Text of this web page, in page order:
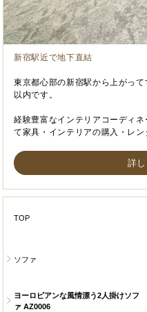
新宿駅近で地下直結
東京都心部の新宿駅から上がっ
以内です。
経験豊富なインテリアコーディ
て家具・インテリアの購入・レン
詳
TOP
ソファ
ヨーロピアンな風情漂う2人掛けソフ
ァ AZ0006